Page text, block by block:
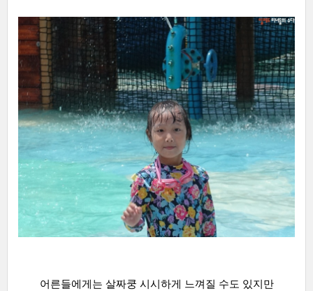
어른들에게는 살짜쿵 시시하게 느껴질 수도 있지만